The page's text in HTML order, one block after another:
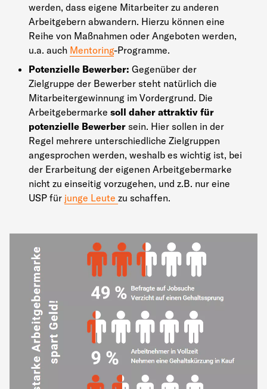
werden, dass eigene Mitarbeiter zu anderen
Arbeitgebern abwandern. Hierzu können eine
Reihe von Maßnahmen oder Angeboten werden,
u.a. auch Mentoring-Programme.
Potenzielle Bewerber: Gegenüber der
Zielgruppe der Bewerber steht natürlich die
Mitarbeitergewinnung im Vordergrund. Die
Arbeitgebermarke soll daher attraktiv für
potenzielle Bewerber sein. Hier sollen in der
Regel mehrere unterschiedliche Zielgruppen
angesprochen werden, weshalb es wichtig ist, bei
der Erarbeitung der eigenen Arbeitgebermarke
nicht zu einseitig vorzugehen, und z.B. nur eine
USP für junge Leute zu schaffen.